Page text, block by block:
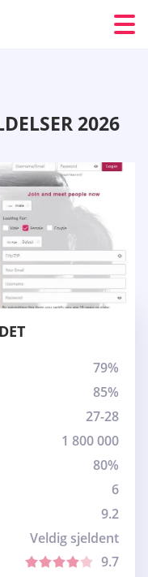
2026
79%
85%
27-28
1 800 000
80%
6
9.2
Veldig sjeldent
9.7